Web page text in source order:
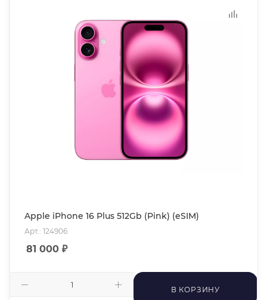
Apple iPhone 16 Plus 512Gb (Pink) (eSIM)
Арт.: 124906
81 000 ₽
В КОРЗИНУ